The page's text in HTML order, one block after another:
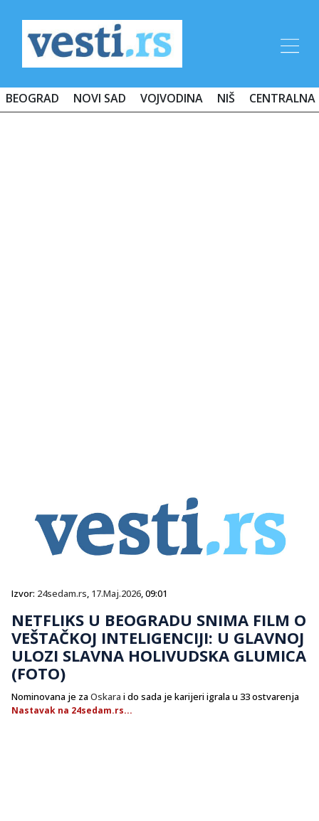
BEOGRAD NOVI SAD VOJVODINA NIŠ CENTRALNA
Izvor: 24sedam.rs, 17.Maj.2026, 09:01
NETFLIKS U BEOGRADU SNIMA FILM O
VEŠTAČKOJ INTELIGENCIJI: U GLAVNOJ
ULOZI SLAVNA HOLIVUDSKA GLUMICA
(FOTO)
Nominovana je za Oskara i do sada je karijeri igrala u 33 ostvarenja
Nastavak na 24sedam.rs...